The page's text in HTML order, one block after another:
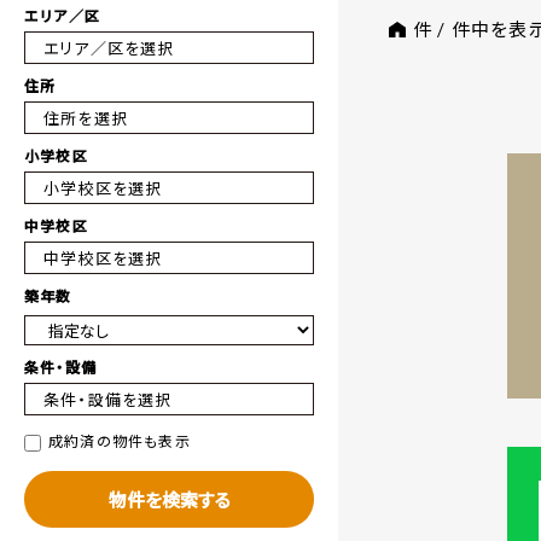
エリア／区
エリア／区を選択
住所
住所を選択
小学校区
小学校区を選択
中学校区
中学校区を選択
築年数
条件・設備
条件・設備を選択
成約済の物件も表示
件 / 件中を表